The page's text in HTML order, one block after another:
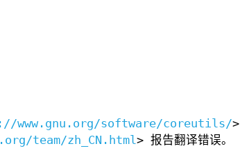
www.gnu.org/software/coreutils/>
team/zh_CN.html> 报告翻译错误。